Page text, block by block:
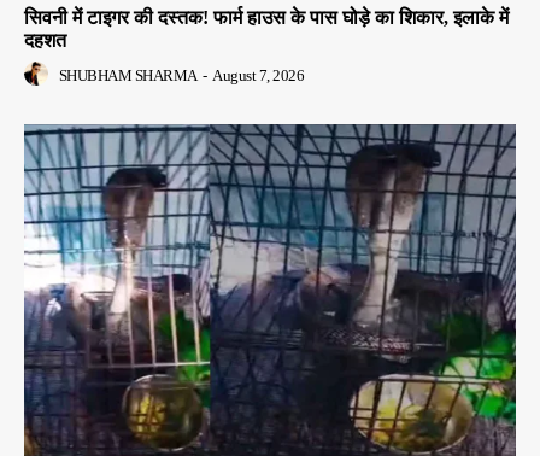
सिवनी में टाइगर की दस्तक! फार्म हाउस के पास घोड़े का शिकार, इलाके में
दहशत
SHUBHAM SHARMA - August 7, 2026